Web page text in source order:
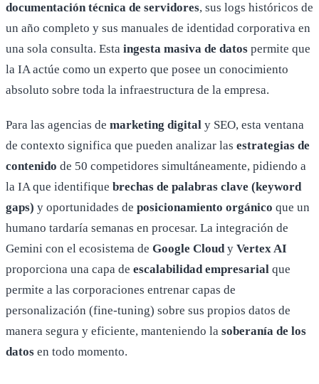
documentación técnica de servidores, sus logs históricos de
un año completo y sus manuales de identidad corporativa en
una sola consulta. Esta ingesta masiva de datos permite que
la IA actúe como un experto que posee un conocimiento
absoluto sobre toda la infraestructura de la empresa.
Para las agencias de marketing digital y SEO, esta ventana
de contexto significa que pueden analizar las estrategias de
contenido de 50 competidores simultáneamente, pidiendo a
la IA que identifique brechas de palabras clave (keyword
gaps) y oportunidades de posicionamiento orgánico que un
humano tardaría semanas en procesar. La integración de
Gemini con el ecosistema de Google Cloudy Vertex AI
proporciona una capa de escalabilidad empresarial que
permite a las corporaciones entrenar capas de
personalización (fine-tuning) sobre sus propios datos de
manera segura y eficiente, manteniendo la soberanía de los
datos en todo momento.